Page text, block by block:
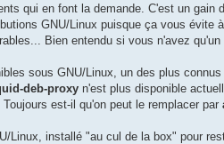
qui en font la demande. C'est un
GNU/Linux puisque ça vous évite
Bien entendu si vous n'avez
sous GNU/Linux, un des plus
deb-proxy n'est plus disponible
est-il qu'on peut le remplacer par
Linux, installé "au cul de la box" pour